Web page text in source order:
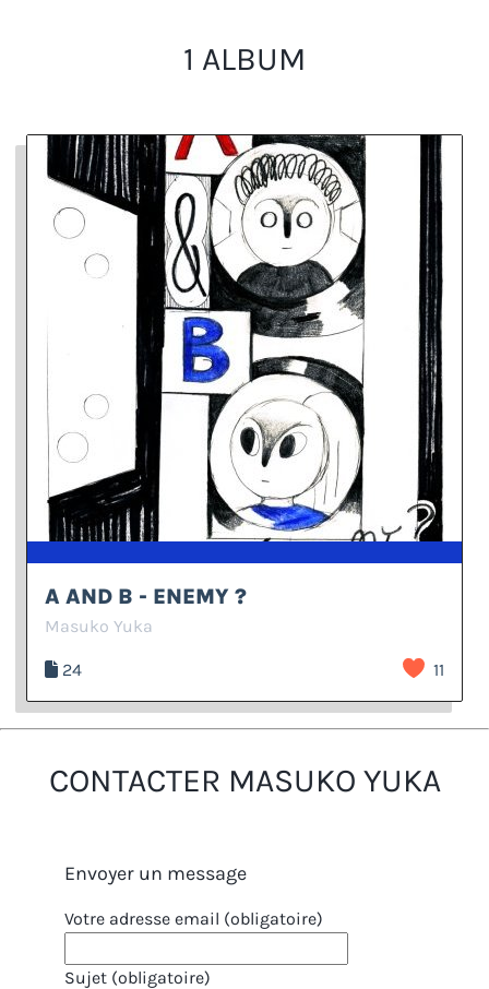
1 ALBUM
A AND B - ENEMY ?
Masuko Yuka
24 11
CONTACTER MASUKO YUKA
Envoyer un message
Votre adresse email (obligatoire)
Sujet (obligatoire)